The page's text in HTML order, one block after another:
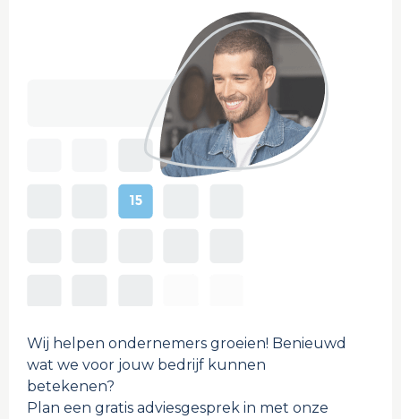
Wij helpen ondernemers groeien! Benieuwd
wat we voor jouw bedrijf kunnen
betekenen?
Plan een gratis adviesgesprek in met onze